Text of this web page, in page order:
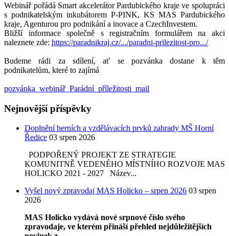
Webinář pořádá Smart akcelerátor Pardubického kraje ve spolupráci
s podnikatelským inkubátorem P-PINK, KS MAS Pardubického
kraje, Agenturou pro podnikání a inovace a CzechInvestem.
Bližší informace společně s registračním formulářem na akci
naleznete zde: https://paradnikraj.cz/.../paradni-prilezitost-pro.../
Budeme rádi za sdílení, ať se pozvánka dostane k těm
podnikatelům, které to zajímá
pozvánka_webinář_Parádní_příležitosti_mail
Nejnovější příspěvky
Doplnění herních a vzdělávacích prvků zahrady MŠ Horní
Ředice 03 srpen 2026
PODPOŘENÝ PROJEKT ZE STRATEGIE
KOMUNITNĚ VEDENÉHO MÍSTNÍHO ROZVOJE MAS
HOLICKO 2021 - 2027 Název...
Vyšel nový zpravodaj MAS Holicko – srpen 2026 03 srpen
2026
MAS Holicko vydává nové srpnové číslo svého
zpravodaje, ve kterém přináší přehled nejdůležitějších